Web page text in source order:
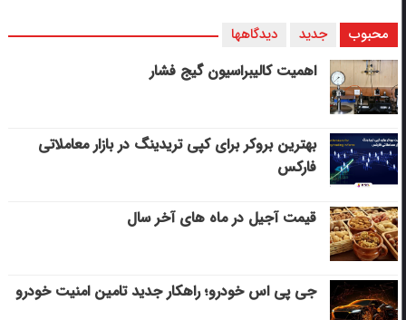
محبوب جدید دیدگاهها
اهمیت کالیبراسیون گیج فشار
بهترین بروکر برای کپی‌ تریدینگ در بازار معاملاتی
فارکس
قیمت آجیل در ماه های آخر سال
جی پی اس خودرو؛ راهکار جدید تامین امنیت خودرو